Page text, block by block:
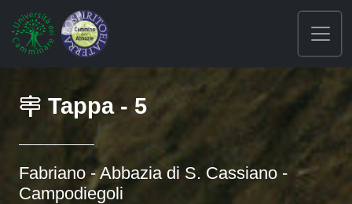
Tappa - 5
Fabriano - Abbazia di S. Cassiano -
Campodiegoli